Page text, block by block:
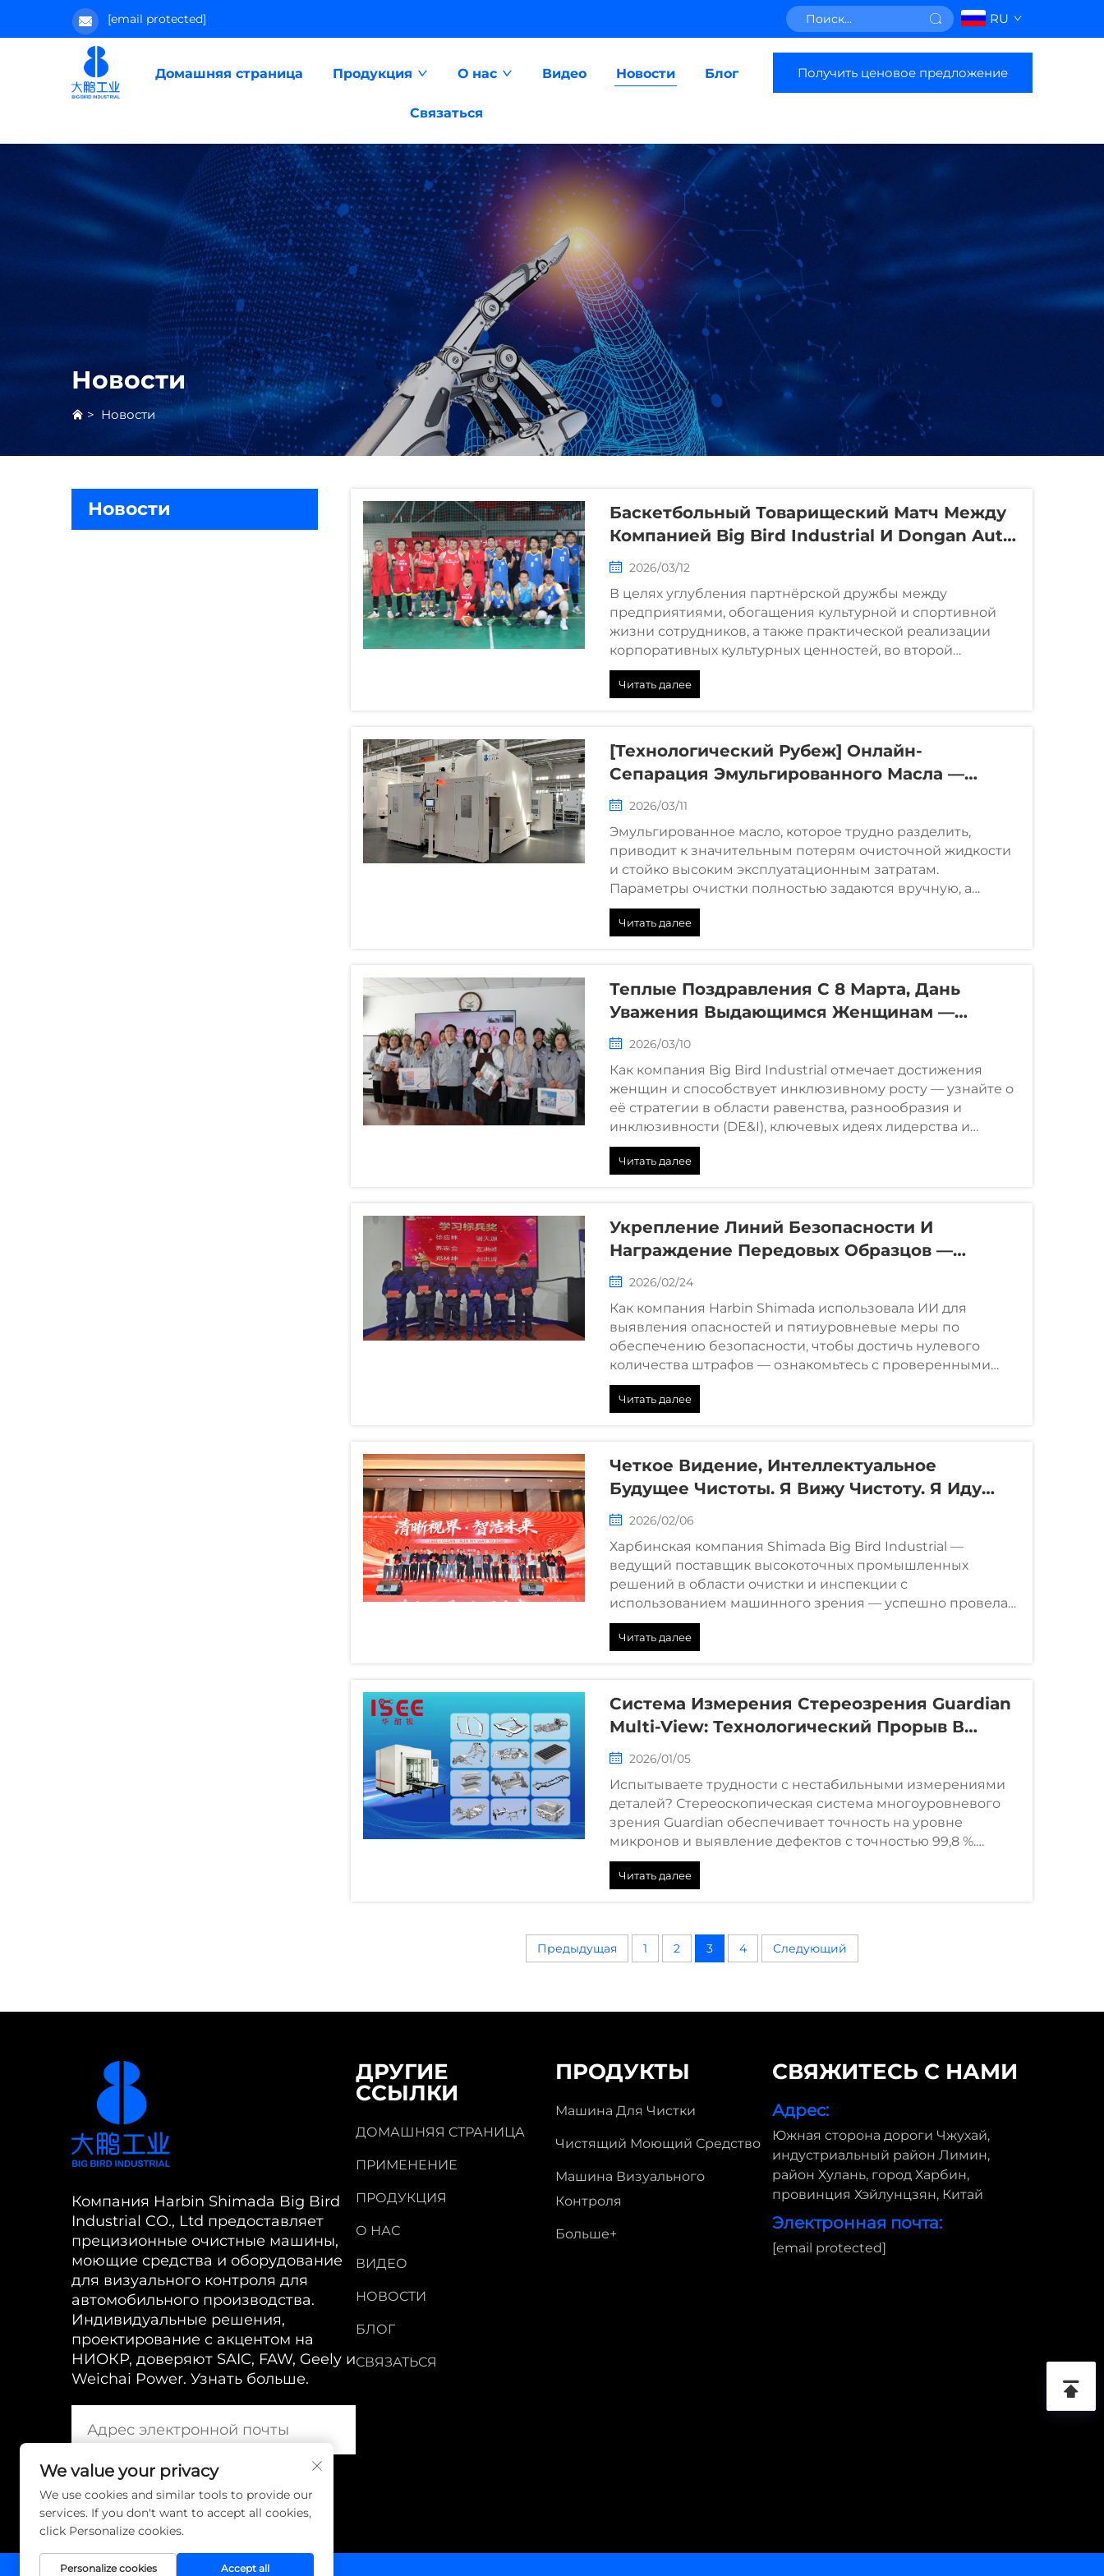
[email protected] RU
Домашняя страница Продукция О нас Видео Новости Блог
Связаться
Получить ценовое предложение
Новости
> Новости
Новости
Баскетбольный Товарищеский Матч Между
Компанией Big Bird Industrial И Dongan Auto
Engine Успешно Завершён
2026/03/12
В целях углубления партнёрской дружбы между
предприятиями, обогащения культурной и спортивной
жизни сотрудников, а также практической реализации
корпоративных культурных ценностей, во второй
половине дня 8 августа компания Harbin Shimada Big Bird
Industrial Co., Ltd. (далее — ...
Читать далее
[Технологический Рубеж] Онлайн-
Сепарация Эмульгированного Масла —
Инновация Для Снижения Затрат
2026/03/11
Эмульгированное масло, которое трудно разделить,
приводит к значительным потерям очисточной жидкости
и стойко высоким эксплуатационным затратам.
Параметры очистки полностью задаются вручную, а
частые ошибки приводят к резкому росту доли
бракованных изделий. Традиционное оборудование...
Читать далее
Теплые Поздравления С 8 Марта, Дань
Уважения Выдающимся Женщинам —
Промышленная Компания Big Bird Провела
Женского Дня
2026/03/10
Как компания Big Bird Industrial отмечает достижения
женщин и способствует инклюзивному росту — узнайте о
её стратегии в области равенства, разнообразия и
инклюзивности (DE&I), ключевых идеях лидерства и
приверженности продвижению женщин. Изучите
подробнее.
Читать далее
Укрепление Линий Безопасности И
Награждение Передовых Образцов —
Церемония Вручения Наград По
Отдела По Повышению Уровня
Безопасности Всего Персонала Завершилась
Успешно
2026/02/24
Как компания Harbin Shimada использовала ИИ для
выявления опасностей и пятиуровневые меры по
обеспечению безопасности, чтобы достичь нулевого
количества штрафов — ознакомьтесь с проверенными
тактиками достижения высочайшего уровня безопасности
в производстве. Скачайте руководство.
Читать далее
Четкое Видение, Интеллектуальное
Будущее Чистоты. Я Вижу Чистоту. Я Иду
Своим Путем К 2030 Году || Итоговое
Новогодний Прием 2026 Года Завершились
Успешно
2026/02/06
Харбинская компания Shimada Big Bird Industrial —
ведущий поставщик высокоточных промышленных
решений в области очистки и инспекции с
использованием машинного зрения — успешно провела
итоговую встречу за 2025 год и новогодний приём 2026
года, следуя девизу «Чёткое видение, интеллектуальная
Читать далее
Система Измерения Стереозрения Guardian
Multi-View: Технологический Прорыв В
Инспектировании Деталей
2026/01/05
Испытываете трудности с нестабильными измерениями
деталей? Стереоскопическая система многоуровневого
зрения Guardian обеспечивает точность на уровне
микронов и выявление дефектов с точностью 99,8 %.
Узнайте, как она преобразует контроль качества —
запросите демонстрацию.
Читать далее
Предыдущая 1 2 3 4 Следующий
Компания Harbin Shimada Big Bird
Industrial CO., Ltd предоставляет
прецизионные очистные машины,
моющие средства и оборудование
для визуального контроля для
автомобильного производства.
Индивидуальные решения,
проектирование с акцентом на
НИОКР, доверяют SAIC, FAW, Geely и
Weichai Power. Узнать больше.
ДРУГИЕ
ССЫЛКИ
ДОМАШНЯЯ СТРАНИЦА
ПРИМЕНЕНИЕ
ПРОДУКЦИЯ
О НАС
ВИДЕО
НОВОСТИ
БЛОГ
СВЯЗАТЬСЯ
ПРОДУКТЫ
Машина Для Чистки
Чистящий Моющий Средство
Машина Визуального
Контроля
Больше+
СВЯЖИТЕСЬ С НАМИ
Адрес:
Южная сторона дороги Чжухай,
индустриальный район Лимин,
район Хулань, город Харбин,
провинция Хэйлунцзян, Китай
Электронная почта:
[email protected]
We value your privacy
We use cookies and similar tools to provide our
services. If you don't want to accept all cookies,
click Personalize cookies.
Personalize cookies Accept all